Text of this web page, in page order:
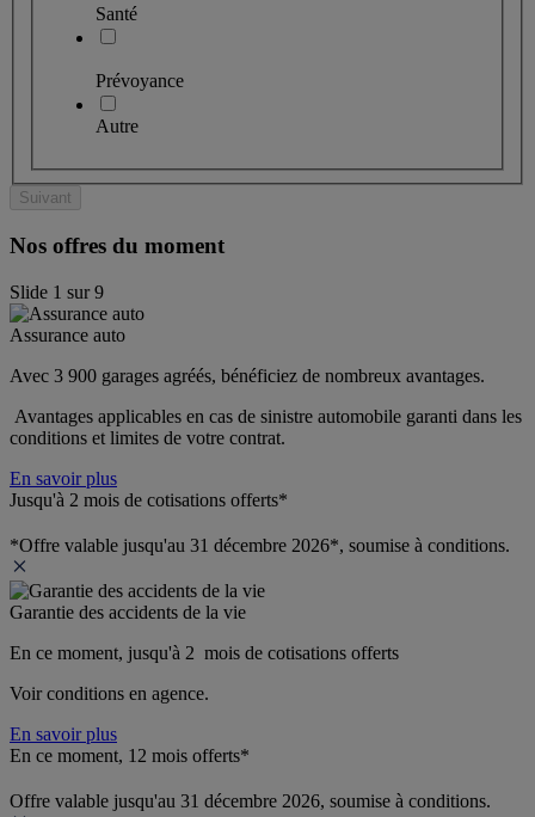
Santé
Prévoyance
Autre
Suivant
Nos offres du moment
Slide 1 sur9
Assurance auto
Avec 3 900 garages agréés, bénéficiez de nombreux avantages.
Avantages applicables en cas de sinistre automobile garanti dans les
conditions et limites de votre contrat.
En savoir plus
Jusqu'à 2 mois de cotisations offerts*
*Offre valable jusqu'au 31 décembre 2026*, soumise à conditions.
Garantie des accidents de la vie
En ce moment, jusqu'à 2  mois de cotisations offerts
Voir conditions en agence.
En savoir plus
En ce moment, 12 mois offerts*
Offre valable jusqu'au 31 décembre 2026, soumise à conditions.